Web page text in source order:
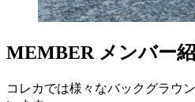
MEMBER メンバー
コレカでは様々なバックグラウ